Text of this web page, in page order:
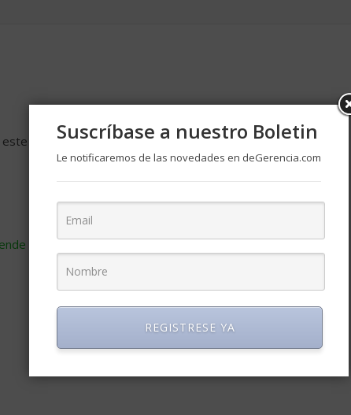
navegador para la próxima vez que comente.
cómo se procesan los datos de tus comentarios.
Suscríbase a nuestro Boletin
Le notificaremos de las novedades en deGerencia.com
REGISTRESE YA